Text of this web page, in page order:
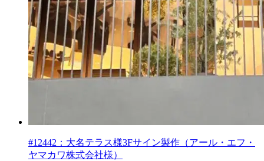
#12442：大名テラス様3Fサイン製作（アール・エフ・
ヤマカワ株式会社様）